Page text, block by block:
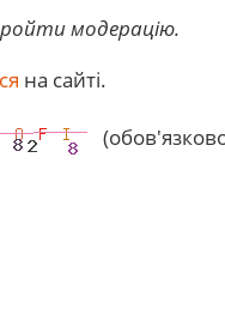
модерацію.
на сайті.